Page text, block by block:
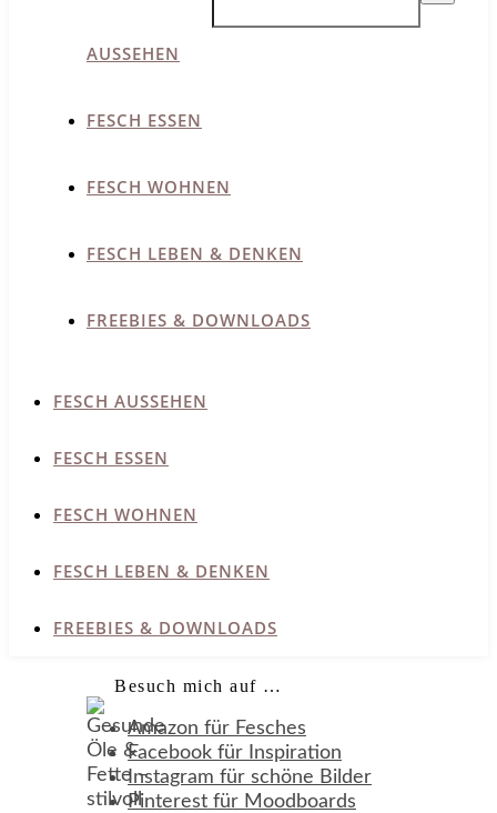
AUSSEHEN
FESCH ESSEN
FESCH WOHNEN
FESCH LEBEN & DENKEN
FREEBIES & DOWNLOADS
FESCH AUSSEHEN
FESCH ESSEN
FESCH WOHNEN
FESCH LEBEN & DENKEN
FREEBIES & DOWNLOADS
Besuch mich auf …
Amazon für Fesches
Facebook für Inspiration
Instagram für schöne Bilder
Pinterest für Moodboards